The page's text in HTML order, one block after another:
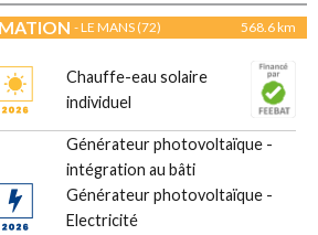
- LE MANS (72) 568.6 km
Chauffe-eau solaire
individuel
Générateur photovoltaïque -
intégration au bâti
Générateur photovoltaïque -
Electricité